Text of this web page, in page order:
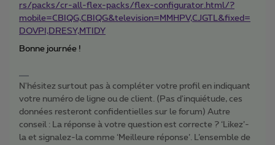
rs/packs/cr-all-flex-packs/flex-configurator.html/?
mobile=CBIQG,CBIQG&television=MMHPV,CJGTL&fixed=
DOVPI,DRESY,MTIDY
Bonne journée !
N'hésitez surtout pas à compléter votre profil en indiquant
votre numéro de ligne ou de client. (Pas d'inquiétude, ces
données resteront confidentielles sur le forum) Autre
conseil : La réponse à votre question est correcte ? ‘Likez’-
la et signalez-la comme ‘Meilleure réponse’. L’ensemble de